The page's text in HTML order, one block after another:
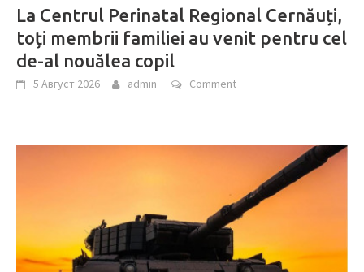
La Centrul Perinatal Regional Cernăuți,
toți membrii familiei au venit pentru cel
de-al nouălea copil
5 Август 2026 admin Comment